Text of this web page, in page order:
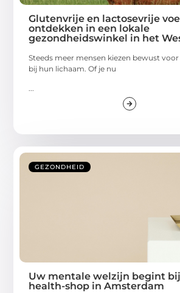
Glutenvrije en lactosevrije
ontdekken in een lokale
gezondheidswinkel in het
Steeds meer mensen kiezen bewust
bij hun lichaam. Of je nu
GEZONDHEID
Uw mentale welzijn begint
health-shop in Amsterdam